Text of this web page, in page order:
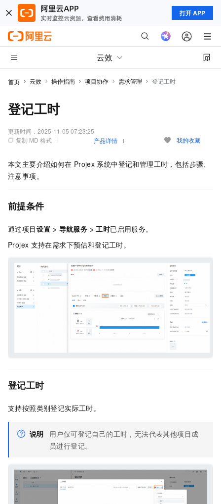
打开 APP
云效
首页 云效 操作指南 项目协作 需求管理 登记工时
登记工时
更新时间： 2025-11-05 07:23:25
复制 MD 格式
产品详情 我的收藏
本文主要介绍如何在 Projex 系统中登记和管理工时，包括步骤、
注意事项。
前提条件
通过项目设置 > 导航服务 >工时已启用服务。
Projex 支持在需求下预估和登记工时。
登记工时
支持按照类别登记实际工时。
说明
用户仅可登记自己的工时，无法代表其他项目成
员进行登记。